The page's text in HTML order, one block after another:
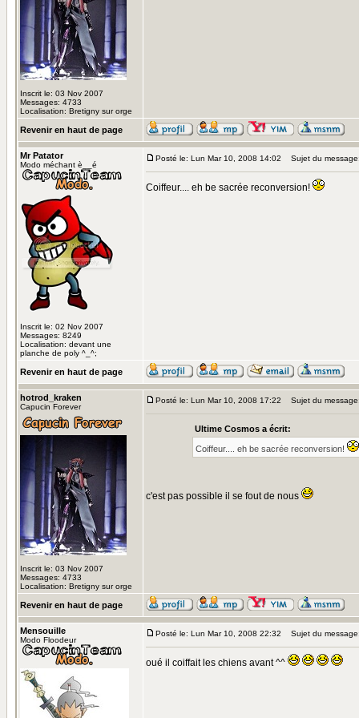
Inscrit le: 03 Nov 2007
Messages: 4733
Localisation: Bretigny sur orge
Revenir en haut de page
Mr Patator
Modo méchant è__é
Inscrit le: 02 Nov 2007
Messages: 8249
Localisation: devant une
planche de poly ^_^;
Posté le: Lun Mar 10, 2008 14:02 Sujet du
Coiffeur.... eh be sacrée reconversion!
Revenir en haut de page
hotrod_kraken
Capucin Forever
Inscrit le: 03 Nov 2007
Messages: 4733
Localisation: Bretigny sur orge
Posté le: Lun Mar 10, 2008 17:22 Sujet du
Ultime Cosmos a écrit:
Coiffeur.... eh be sacrée reconversion!
c'est pas possible il se fout de nous
Revenir en haut de page
Mensouille
Modo Floodeur
Posté le: Lun Mar 10, 2008 22:32 Sujet du
oué il coiffait les chiens avant ^^